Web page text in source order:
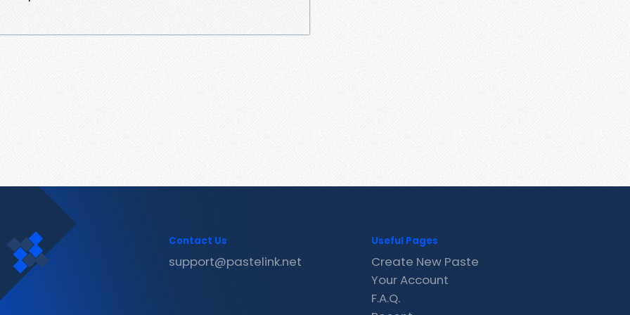
Contact Us
support@pastelink.net
Useful Pages
Create New Paste
Your Account
F.A.Q.